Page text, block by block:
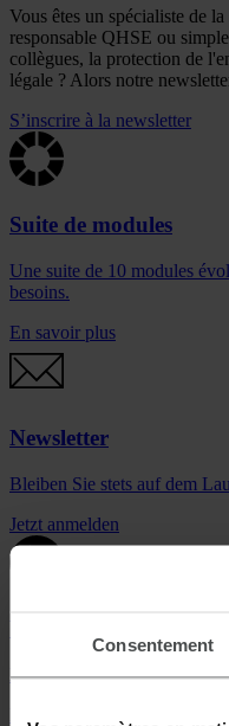
Consentement
Vous êtes un spécialiste de
responsable QHSE ou
collègues, la protection de
légale ? Alors notre
S’inscrire à la newsletter
Suite de modules
Une suite de 10 modules
besoins.
En savoir plus
Newsletter
Bleiben Sie stets auf dem
Jetzt anmelden
Découvrez la solution